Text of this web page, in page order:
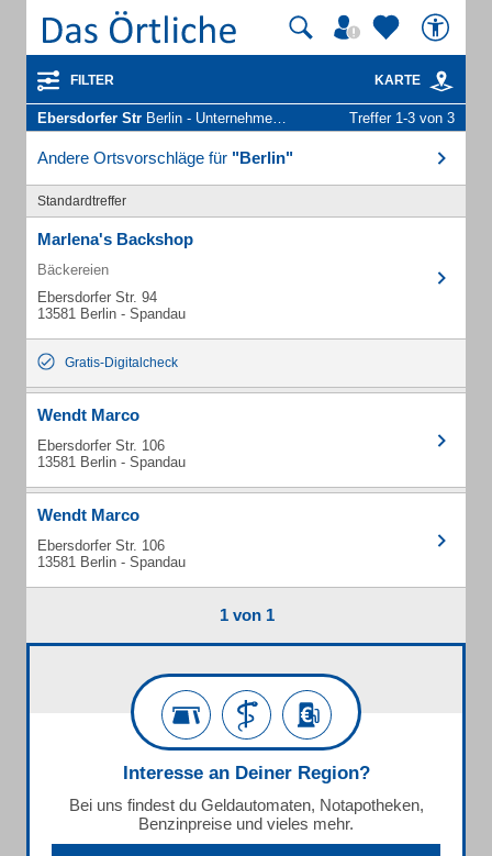
FILTER KARTE
Ebersdorfer Str Berlin - Unternehmen und Personen Treffer 1-3 von 3
Andere Ortsvorschläge für "Berlin"
Standardtreffer
Marlena's Backshop
Bäckereien
Ebersdorfer Str. 94
13581 Berlin - Spandau
Gratis-Digitalcheck
Wendt Marco
Ebersdorfer Str. 106
13581 Berlin - Spandau
Wendt Marco
Ebersdorfer Str. 106
13581 Berlin - Spandau
1 von 1
Interesse an Deiner Region?
Bei uns findest du Geldautomaten, Notapotheken,
Benzinpreise und vieles mehr.